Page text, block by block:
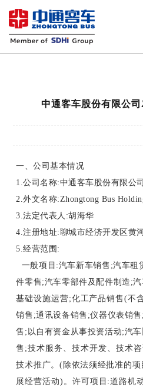
中通客车股份有限公
一、公司基本情况
1.公司名称:中通客车股份有限公
2.外文名称:Zhongtong Bus
3.法定代表人:胡海华
4.注册地址:聊城市经济开发区黄
5.经营范围:
一般项目:汽车新车销售;汽车租
件零售;汽车零部件及配件制造;
基础设施运营;化工产品销售(不
销售;通讯设备销售;仪器仪表销
售;以自有资金从事投资活动;汽
售;技术服务、技术开发、技术
技术推广。(除依法须经批准的
展经营活动)。许可项目:道路机